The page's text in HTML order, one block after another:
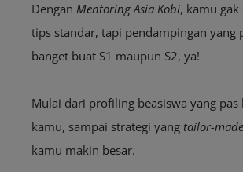
Dengan Mentoring Asia Kobi, kamu
tips standar, tapi pendampingan yang
banget buat S1 maupun S2, ya!
Mulai dari profiling beasiswa yang pas
kamu, sampai strategi yang tailor-made
kamu makin besar.